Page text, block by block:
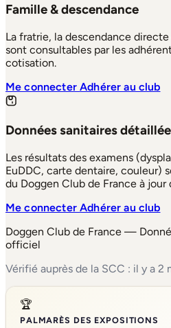
Famille & descendance
La fratrie, la descendance
sont consultables par les
cotisation.
Me connecterAdhérer au club
Données sanitaires
Les résultats des examens
EuDDC, carte dentaire, couleur)
du Doggen Club de France à
Me connecterAdhérer au club
Doggen Club de France —
officiel
Vérifié auprès de la SCC : il y a 2
🏆
PALMARÈS DES EXPOSITIONS